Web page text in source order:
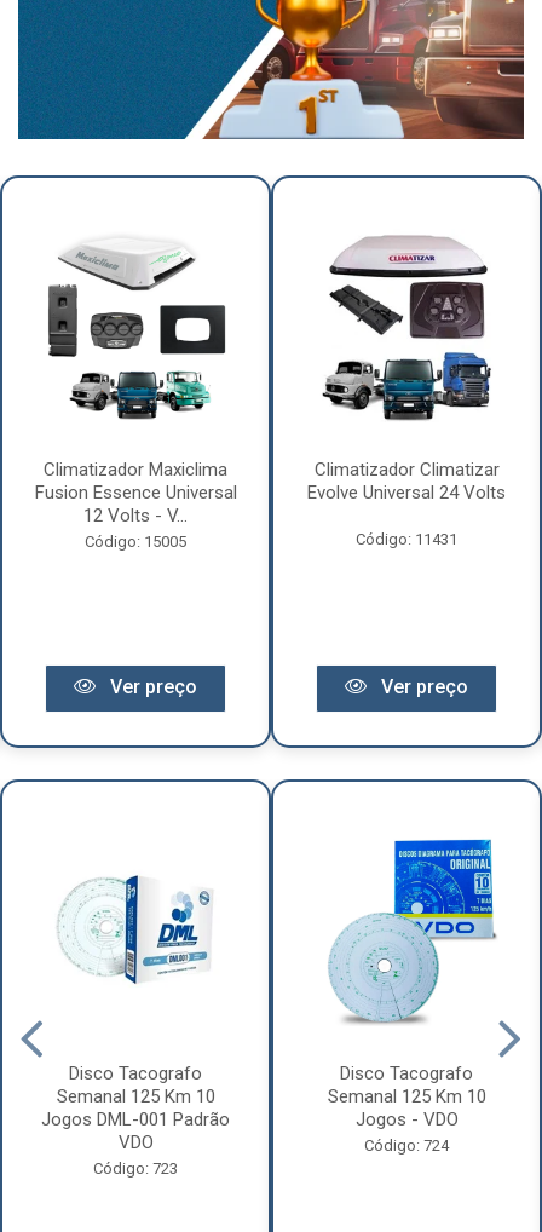
Climatizador Maxiclima
Fusion Essence Universal
12 Volts - V...
Código: 15005
Ver preço
Climatizador Climatizar
Evolve Universal 24 Volts
Código: 11431
Ver preço
Disco Tacografo
Semanal 125 Km 10
Jogos DML-001 Padrão
VDO
Código: 723
Disco Tacografo
Semanal 125 Km 10
Jogos - VDO
Código: 724